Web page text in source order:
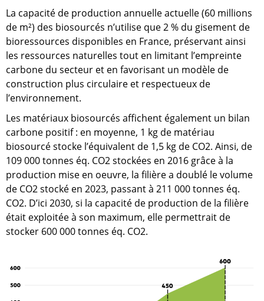
La capacité de production annuelle actuelle (60 millions
de m²) des biosourcés n’utilise que 2 % du gisement de
bioressources disponibles en France, préservant ainsi
les ressources naturelles tout en limitant l’empreinte
carbone du secteur et en favorisant un modèle de
construction plus circulaire et respectueux de
l’environnement.
Les matériaux biosourcés affichent également un bilan
carbone positif : en moyenne, 1 kg de matériau
biosourcé stocke l’équivalent de 1,5 kg de CO2. Ainsi, de
109 000 tonnes éq. CO2 stockées en 2016 grâce à la
production mise en oeuvre, la filière a doublé le volume
de CO2 stocké en 2023, passant à 211 000 tonnes éq.
CO2. D’ici 2030, si la capacité de production de la filière
était exploitée à son maximum, elle permettrait de
stocker 600 000 tonnes éq. CO2.